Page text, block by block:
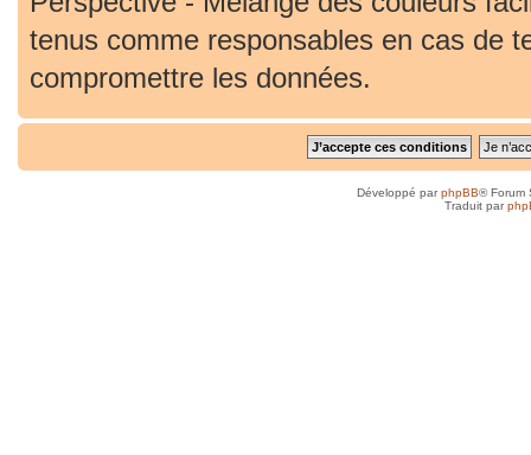
tenus comme responsables en cas de
compromettre les données.
Développé parphpBB® Forum
Traduit par